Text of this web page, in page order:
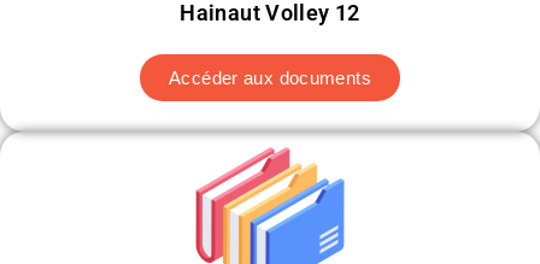
Hainaut Volley 12
Accéder aux documents